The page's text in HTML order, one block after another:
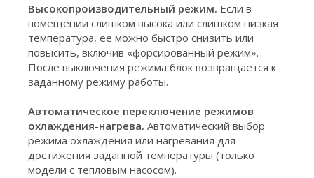
Высокопроизводительный режим. Если в
помещении слишком высока или слишком низкая
температура, ее можно быстро снизить или
повысить, включив «форсированный режим».
После выключения режима блок возвращается к
заданному режиму работы.
Автоматическое переключение режимов
охлаждения-нагрева. Автоматический выбор
режима охлаждения или нагревания для
достижения заданной температуры (только
модели с тепловым насосом).